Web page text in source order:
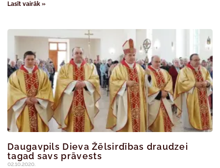
Lasīt vairāk »
Daugavpils Dieva Žēlsirdības draudzei
tagad savs prāvests
02.10.2020.